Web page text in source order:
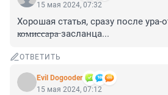
15 мая 2024, 07:32
Хорошая статья, сразу после ура-
к̶о̶м̶и̶с̶с̶а̶р̶а̶ засланца...
ОТВЕТИТЬ
Evil Dogooder
15 мая 2024, 07:12